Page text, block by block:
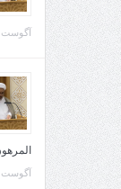
آگوست 29, 2025
آگوست 28, 2025